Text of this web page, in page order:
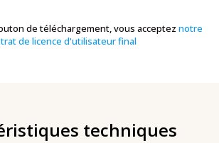
de téléchargement, vous acceptez notre
de licence d'utilisateur final
techniques